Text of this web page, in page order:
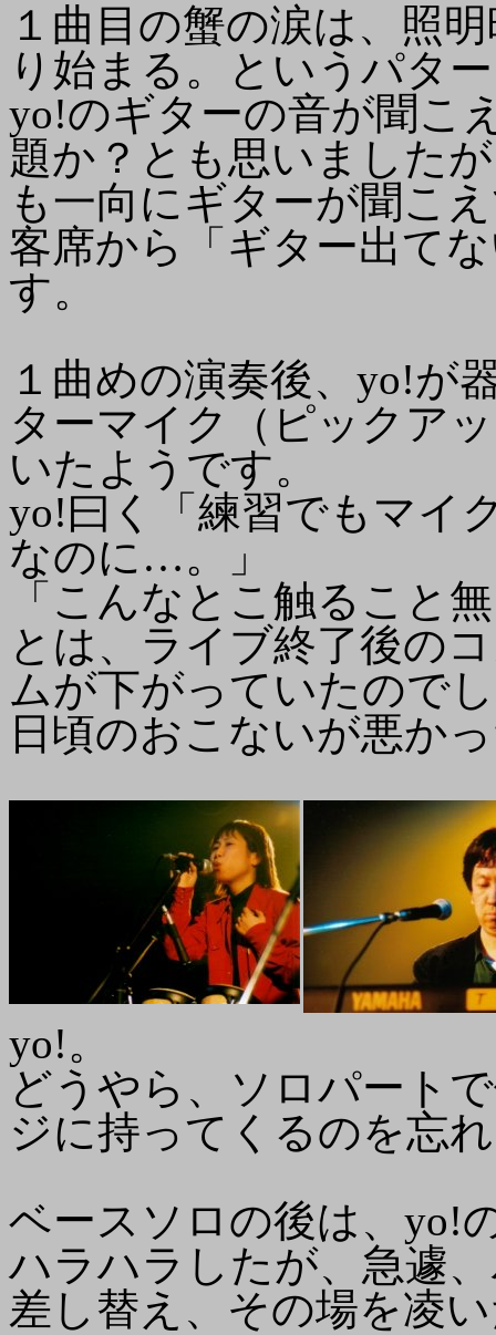
１曲目の蟹の涙は、照
り始まる。というパタ
yo!のギターの音が聞こ
題か？とも思いました
も一向にギターが聞こ
客席から「ギター出て
す。
１曲めの演奏後、yo!が
ターマイク（ピックア
いたようです。
yo!曰く「練習でもマイ
なのに…。」
「こんなとこ触ること
とは、ライブ終了後の
ムが下がっていたので
日頃のおこないが悪か
yo!。
どうやら、ソロパート
ジに持ってくるのを忘
ベースソロの後は、yo!
ハラハラしたが、急遽
差し替え、その場を凌